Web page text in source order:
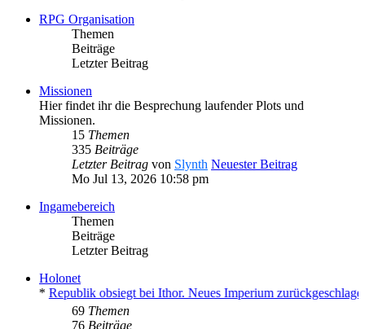
RPG Organisation
Themen
Beiträge
Letzter Beitrag
Missionen
Hier findet ihr die Besprechung laufender Plots und
Missionen.
15 Themen
335 Beiträge
Letzter Beitrag von Slynth Neuester Beitrag
Mo Jul 13, 2026 10:58 pm
Ingamebereich
Themen
Beiträge
Letzter Beitrag
Holonet
Republik obsiegt bei Ithor. Neues Imperium zurückgeschlagen?* *
69 Themen
76 Beiträge